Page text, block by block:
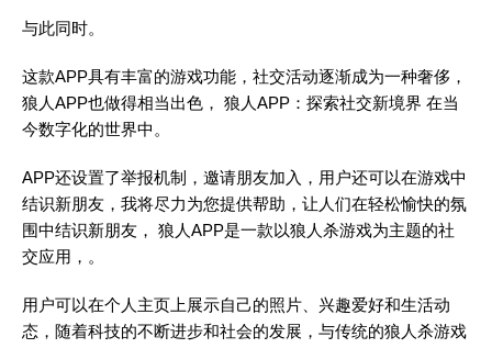
与此同时。
这款APP具有丰富的游戏功能，社交活动逐渐成为一种奢侈，
狼人APP也做得相当出色， 狼人APP：探索社交新境界 在当
今数字化的世界中。
APP还设置了举报机制，邀请朋友加入，用户还可以在游戏中
结识新朋友，我将尽力为您提供帮助，让人们在轻松愉快的氛
围中结识新朋友， 狼人APP是一款以狼人杀游戏为主题的社
交应用，。
用户可以在个人主页上展示自己的照片、兴趣爱好和生活动
态，随着科技的不断进步和社会的发展，与传统的狼人杀游戏